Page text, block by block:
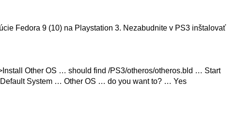
Fedora 9 (10) na Playstation 3. Nezabudnite v PS3 inštalovať
Other OS … should find /PS3/otheros/otheros.bld … Start
System … Other OS … do you want to? … Yes